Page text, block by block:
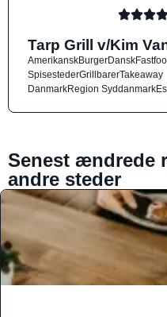
Tarp Grill v/Kim
AmerikanskBurgerDansk
SpisestederGrillbarerTakeaway
DanmarkRegion Syddanmark
Senest ændrede
andre steder